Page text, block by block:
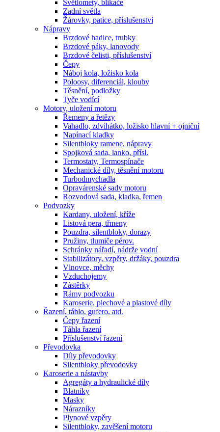
Světlomety, blikače
Zadní světla
Žárovky, patice, příslušenství
Nápravy
Brzdové hadice, trubky
Brzdové páky, lanovody
Brzdové čelisti, příslušenství
Čepy
Náboj kola, ložisko kola
Poloosy, diferenciál, klouby
Těsnění, podložky
Tyče vodící
Motory, uložení motoru
Řemeny a řetězy
Vahadlo, zdvihátko, ložisko hlavní + ojniční
Napínací kladky
Silentbloky ramene, nápravy
Spojková sada, lanko, přísl.
Termostaty, Termospínače
Mechanické díly, těsnění motoru
Turbodmychadla
Opravárenské sady motoru
Rozvodová sada, kladka, řemen
Podvozky
Kardany, uložení, kříže
Listová pera, třmeny
Pouzdra, silentbloky, dorazy
Pružiny, tlumiče pérov.
Schránky nářadí, nádrže vodní
Stabilizátory, vzpěry, držáky, pouzdra
Vlnovce, měchy
Vzduchojemy
Zástěrky
Rámy podvozku
Karoserie, plechové a plastové díly
Řazení, táhlo, gufero, atd.
Čepy řazení
Táhla řazení
Příslušenství řazení
Převodovka
Díly převodovky
Silentbloky převodovky
Karoserie a nástavby
Agregáty a hydraulické díly
Blatníky
Masky
Nárazníky
Plynové vzpěry
Silentbloky, zavěšení motoru